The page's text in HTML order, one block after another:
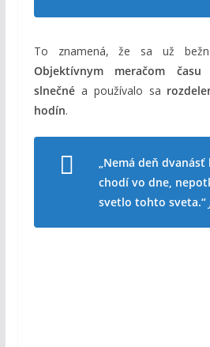
To znamená, že sa už
Objektívnym meračom času
slnečnéa používalo sa
hodín.
„Nemá deň dvanásť
chodí vo dne,
svetlo tohto sveta.“